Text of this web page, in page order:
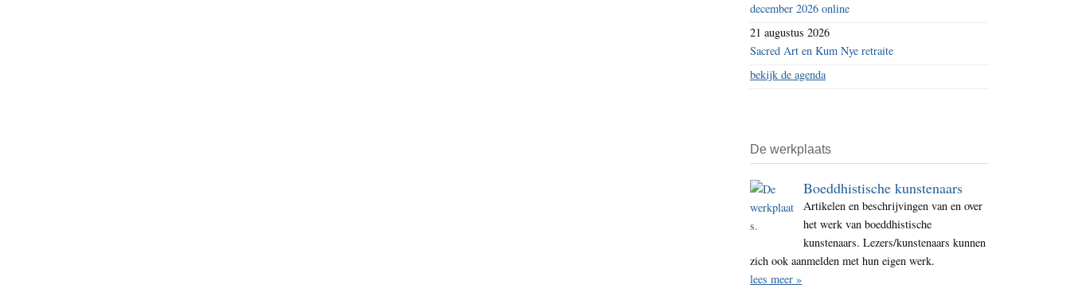
december 2026 online
21 augustus 2026
Sacred Art en Kum Nye retraite
bekijk de agenda
De werkplaats
Boeddhistische kunstenaars
Artikelen en beschrijvingen van en over
het werk van boeddhistische
kunstenaars. Lezers/kunstenaars kunnen
zich ook aanmelden met hun eigen werk.
lees meer »